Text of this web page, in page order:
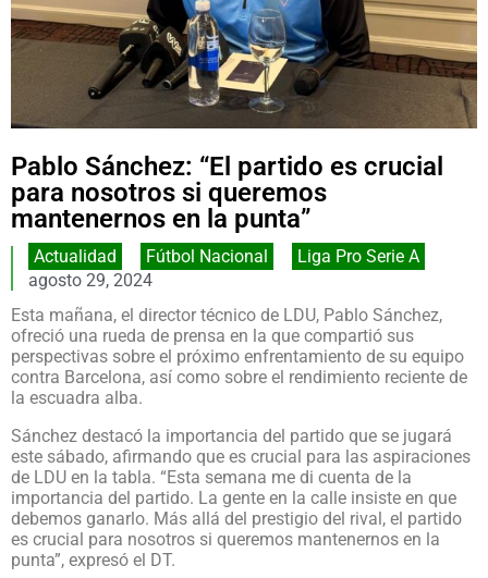
Pablo Sánchez: “El partido es crucial
para nosotros si queremos
mantenernos en la punta”
Actualidad Fútbol Nacional
Liga Pro Serie A
agosto 29, 2024
Esta mañana, el director técnico de LDU, Pablo Sánchez,
ofreció una rueda de prensa en la que compartió sus
perspectivas sobre el próximo enfrentamiento de su equipo
contra Barcelona, así como sobre el rendimiento reciente de
la escuadra alba.
Sánchez destacó la importancia del partido que se jugará
este sábado, afirmando que es crucial para las aspiraciones
de LDU en la tabla. “Esta semana me di cuenta de la
importancia del partido. La gente en la calle insiste en que
debemos ganarlo. Más allá del prestigio del rival, el partido
es crucial para nosotros si queremos mantenernos en la
punta”, expresó el DT.